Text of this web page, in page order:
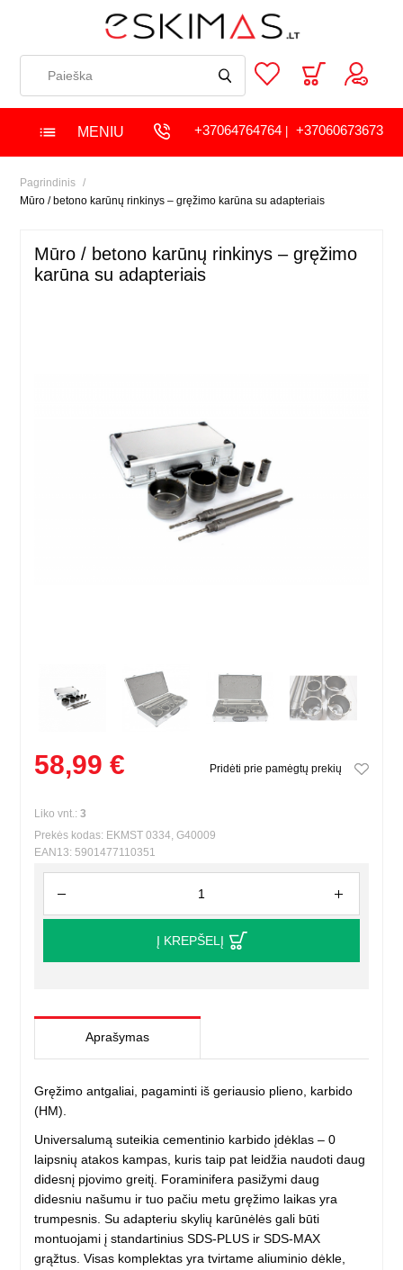
MENIU +37064764764| +37060673673
Pagrindinis
Mūro / betono karūnų rinkinys – gręžimo karūna su adapteriais
Mūro / betono karūnų rinkinys – gręžimo
karūna su adapteriais
58,99 € Pridėti prie pamėgtų prekių
Liko vnt.:3
Prekės kodas: EKMST 0334, G40009
EAN13: 5901477110351
Į KREPŠELĮ
Aprašymas
Gręžimo antgaliai, pagaminti iš geriausio plieno, karbido
(HM).
Universalumą suteikia cementinio karbido įdėklas – 0
laipsnių atakos kampas, kuris taip pat leidžia naudoti daug
didesnį pjovimo greitį. Foraminifera pasižymi daug
didesniu našumu ir tuo pačiu metu gręžimo laikas yra
trumpesnis. Su adapteriu skylių karūnėlės gali būti
montuojami į standartinius SDS-PLUS ir SDS-MAX
grąžtus. Visas komplektas yra tvirtame aliuminio dėkle,